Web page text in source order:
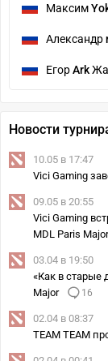
Максим
Александр
ЕгорArk
Новости
10.05 в 17:47
Vici Gaming
09.05 в 20:55
Vici Gaming
MDL Paris Major
03.04 в 19:50
«Как в старые
Major
16
02.04 в 08:37
TEAM TEAM